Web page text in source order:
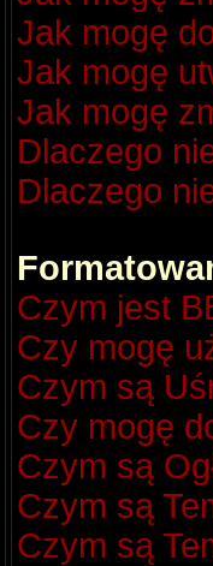
Jak mogę
Jak mogę
Jak mogę
Dlaczego
Dlaczego
Czym jest
Czy mogę
Czym są
Czy mogę
Czym są
Czym są
Czym są